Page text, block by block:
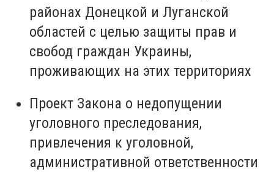
районах Донецкой и Луганской
областей с целью защиты прав и
свобод граждан Украины,
проживающих на этих территориях
Проект Закона о недопущении
уголовного преследования,
привлечения к уголовной,
административной ответственности